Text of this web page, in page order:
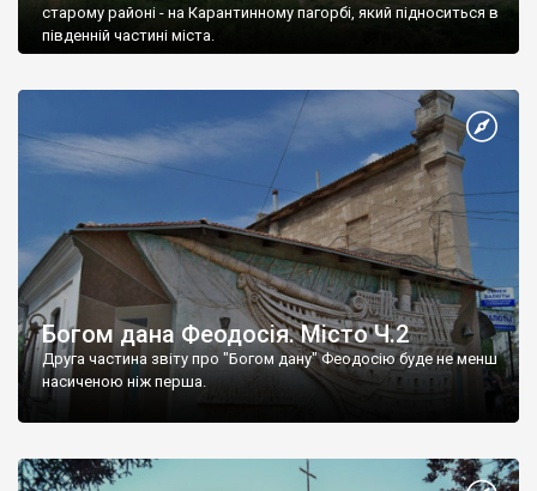
старому районі - на Карантинному пагорбі, який підноситься в
південній частині міста.
Богом дана Феодосія. Місто Ч.2
Друга частина звіту про "Богом дану" Феодосію буде не менш
насиченою ніж перша.